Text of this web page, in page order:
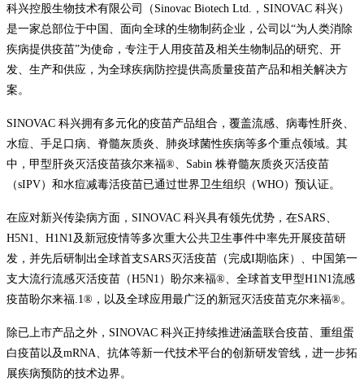
科兴控股生物技术有限公司（Sinovac Biotech Ltd.，SINOVAC 科兴）
是一家总部位于中国、面向全球的生物制药企业，公司以“为人类消除
疾病提供疫苗”为使命，专注于人用疫苗及相关生物制品的研究、开
发、生产和供应，为全球疾病防控提供高质量疫苗产品和相关解决方
案。
SINOVAC 科兴拥有多元化的疫苗产品组合，覆盖流感、病毒性肝炎、
水痘、手足口病、脊髓灰质炎、肺炎球菌性疾病等多个重点领域。其
中，甲型肝炎灭活疫苗孩尔来福®、Sabin 株脊髓灰质炎灭活疫苗
（sIPV）和水痘减毒活疫苗已通过世界卫生组织（WHO）预认证。
在应对新兴传染病方面，SINOVAC 科兴具有领先优势，在SARS、
H5N1、H1N1及新冠疫情等多次重大公共卫生事件中率先开展疫苗研
发，并先后研制出全球首支SARS灭活疫苗（完成I期临床）、中国第一
支大流行流感灭活疫苗（H5N1）盼尔来福®、全球首支甲型H1N1流感
疫苗盼尔来福.1®，以及全球应用最广泛的新冠灭活疫苗克尔来福®。
除已上市产品之外，SINOVAC 科兴正持续推进涵盖联合疫苗、重组蛋
白疫苗以及mRNA、抗体等新一代技术平台的创新研发管线，进一步拓
展疾病预防的技术边界。